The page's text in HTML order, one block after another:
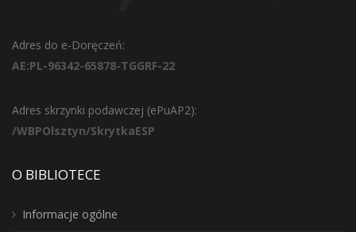
Adres do e-Doręczeń:
AE:PL-96342-65878-TGGRF-22
Adres skrzynki podawczej (ePuAP2):
/WBPOlsztyn/SkrytkaESP
O BIBLIOTECE
Informacje ogólne